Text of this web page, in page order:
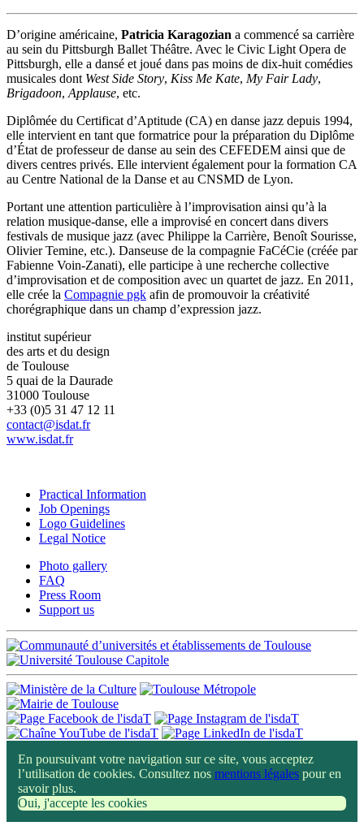
D’origine américaine, Patricia Karagozian a commencé sa carrière
au sein du Pittsburgh Ballet Théâtre. Avec le Civic Light Opera de
Pittsburgh, elle a dansé et joué dans pas moins de dix-huit comédies
musicales dont West Side Story, Kiss Me Kate, My Fair Lady,
Brigadoon, Applause, etc.
Diplômée du Certificat d’Aptitude (CA) en danse jazz depuis 1994,
elle intervient en tant que formatrice pour la préparation du Diplôme
d’État de professeur de danse au sein des CEFEDEM ainsi que de
divers centres privés. Elle intervient également pour la formation CA
au Centre National de la Danse et au CNSMD de Lyon.
Portant une attention particulière à l’improvisation ainsi qu’à la
relation musique-danse, elle a improvisé en concert dans divers
festivals de musique jazz (avec Philippe la Carrière, Benoît Sourisse,
Olivier Temine, etc.). Danseuse de la compagnie FaCéCie (créée par
Fabienne Voin-Zanati), elle participe à une recherche collective
d’improvisation et de composition avec un quartet de jazz. En 2011,
elle crée la Compagnie pgk afin de promouvoir la créativité
chorégraphique dans un champ d’expression jazz.
institut supérieur
des arts et du design
de Toulouse
5 quai de la Daurade
31000 Toulouse
+33 (0)5 31 47 12 11
contact@isdat.fr
www.isdat.fr
Practical Information
Job Openings
Logo Guidelines
Legal Notice
Photo gallery
FAQ
Press Room
Support us
En poursuivant votre navigation sur ce site, vous acceptez
l’utilisation de cookies. Consultez nos mentions légales pour en
savoir plus.
Oui, j'accepte les cookies